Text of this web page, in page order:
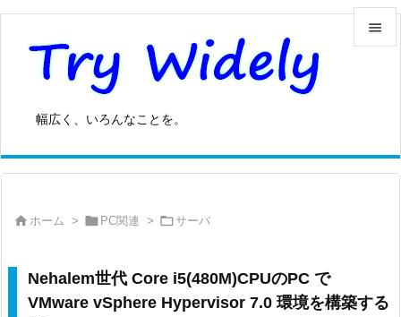
幅広く、いろんなことを。


前へ
 ホーム >  PC関連 >  サーバ
Nehalem世代 Core i5(480M)CPUのPC で
VMware vSphere Hypervisor 7.0 環境を構築する